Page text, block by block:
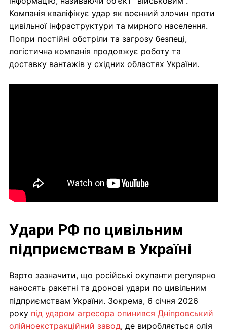
Компанія кваліфікує удар як воєнний злочин проти
цивільної інфраструктури та мирного населення.
Попри постійні обстріли та загрозу безпеці,
логістична компанія продовжує роботу та
доставку вантажів у східних областях України.
Удари РФ по цивільним
підприємствам в Україні
Варто зазначити, що російські окупанти регулярно
наносять ракетні та дронові удари по цивільним
підприємствам України. Зокрема, 6 січня 2026
року під ударом агресора опинився Дніпровський
олійноекстракційний завод, де виробляється олія